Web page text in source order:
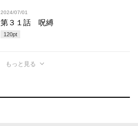
2024/07/01
第３１話 呪縛
120pt
もっと見る